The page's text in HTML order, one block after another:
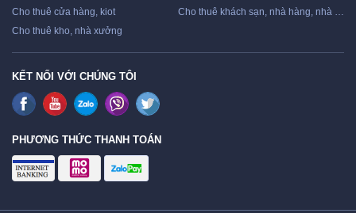
Cho thuê cửa hàng, kiot
Cho thuê khách sạn, nhà hàng, nhà nghỉ
Cho thuê kho, nhà xưởng
KẾT NỐI VỚI CHÚNG TÔI
PHƯƠNG THỨC THANH TOÁN